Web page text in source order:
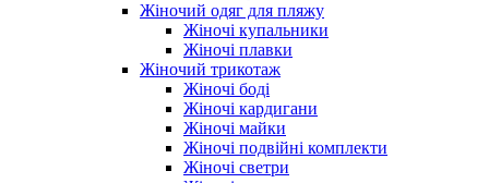
Жіночий одяг для пляжу
Жіночі купальники
Жіночі плавки
Жіночий трикотаж
Жіночі боді
Жіночі кардигани
Жіночі майки
Жіночі подвійні комплекти
Жіночі светри